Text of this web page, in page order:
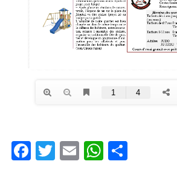
Facebook
Twitter
EmailWhatsApp